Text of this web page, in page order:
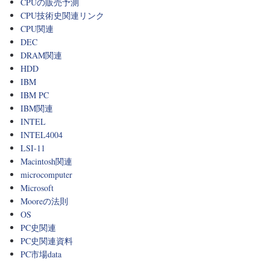
CPUの販売予測
CPU技術史関連リンク
CPU関連
DEC
DRAM関連
HDD
IBM
IBM PC
IBM関連
INTEL
INTEL4004
LSI-11
Macintosh関連
microcomputer
Microsoft
Mooreの法則
OS
PC史関連
PC史関連資料
PC市場data